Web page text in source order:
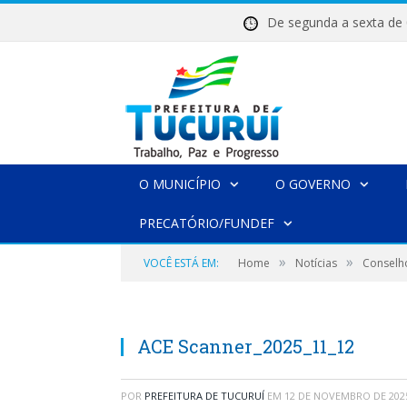
De segunda a
O MUNICÍPIO O GOVERNO
PRECATÓRIO/FUNDEF
VOCÊ ESTÁ EM: Home » Notícias »
ACE Scanner_2025_11_12
POR PREFEITURA DE TUCURUÍ EM 12 DE NOVEMBRO DE